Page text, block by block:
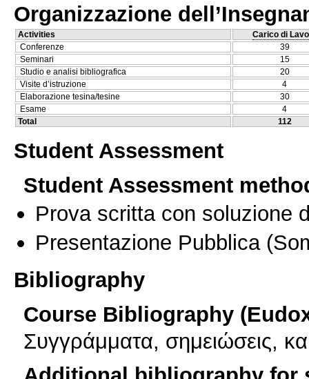
Organizzazione
Activities
Carico di
Conferenze
39
Seminari
15
Studio e analisi bibliografica
20
Visite d’istruzione
4
Elaborazione tesina/tesine
30
Esame
4
Total
112
Student Assessment
Student Assessment
Prova scritta con soluzione
Presentazione Pubblica
Bibliography
Course Bibliography
Συγγράμματα, σημειώσεις,